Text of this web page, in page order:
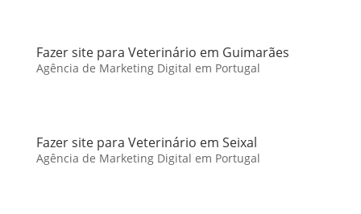
Fazer site para Veterinário em Guimarães
Agência de Marketing Digital em Portugal
Fazer site para Veterinário em Seixal
Agência de Marketing Digital em Portugal